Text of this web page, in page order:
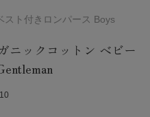
スト付きロンパース Boys
ニックコットン ベビー